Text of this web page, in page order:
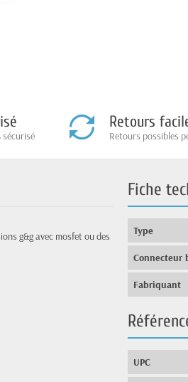
sécurisé
Retours
Retours possibles
g&g avec mosfet ou des
Fiche
Type
Connecteur
Fabriquant
UPC